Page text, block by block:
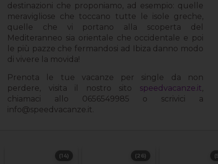
destinazioni che proponiamo, ad esempio: quelle
meravigliose che toccano tutte le isole greche,
quelle che vi portano alla scoperta del
Mediteranneo sia orientale che occidentale e poi
le più pazze che fermandosi ad Ibiza danno modo
di vivere la movida!
Prenota le tue vacanze per single da non
perdere, visita il nostro sito speedvacanze.it,
chiamaci allo 0656549985 o scrivici a
info@speedvacanze.it.
(14) (26)